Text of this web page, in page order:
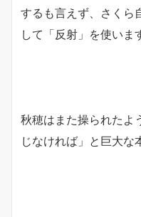
するも言えず、さくら
して「反射」を使いま
秋穂はまた操られたよ
じなければ」と巨大な